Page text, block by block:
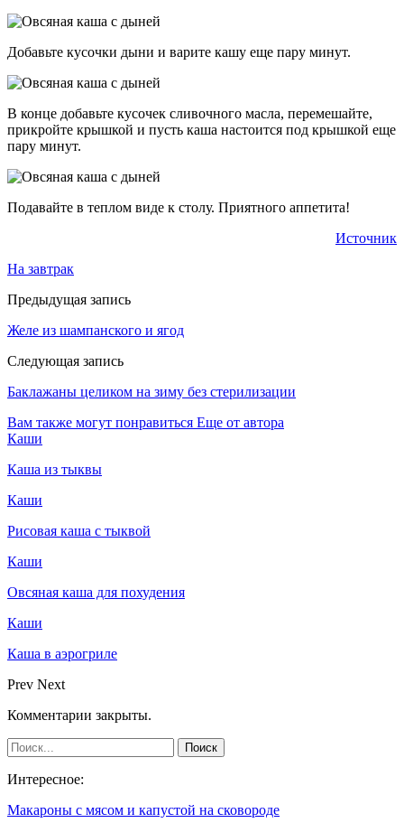
Добавьте кусочки дыни и варите кашу еще пару минут.
В конце добавьте кусочек сливочного масла, перемешайте,
прикройте крышкой и пусть каша настоится под крышкой еще
пару минут.
Подавайте в теплом виде к столу. Приятного аппетита!
Источник
На завтрак
Предыдущая запись
Желе из шампанского и ягод
Следующая запись
Баклажаны целиком на зиму без стерилизации
Вам также могут понравиться Еще от автора
Каши
Каша из тыквы
Каши
Рисовая каша с тыквой
Каши
Овсяная каша для похудения
Каши
Каша в аэрогриле
Prev Next
Комментарии закрыты.
Интересное:
Макароны с мясом и капустой на сковороде